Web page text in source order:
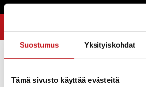
Suostumus Yksityiskohdat
Tämä sivusto käyttää evästeitä
Vesivuoto
korjattu!